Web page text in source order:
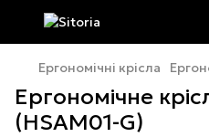
Ергономічні крісла
Ергономічне
(HSAM01-G)